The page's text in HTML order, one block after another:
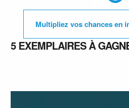
Multipliez vos chances en
5 EXEMPLAIRES À